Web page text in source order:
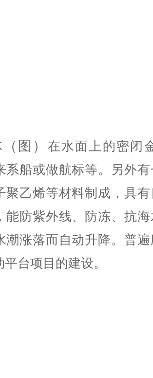
图） 在水面上的密闭
系船或做航标等。另外
聚乙烯等材料制成，具
能防紫外线、防冻、抗
潮涨落而自动升降。普
台项目的建设。